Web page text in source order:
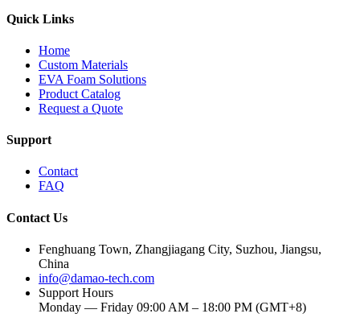
Quick Links
Home
Custom Materials
EVA Foam Solutions
Product Catalog
Request a Quote
Support
Contact
FAQ
Contact Us
Fenghuang Town, Zhangjiagang City, Suzhou, Jiangsu,
China
info@damao-tech.com
Support Hours
Monday — Friday 09:00 AM – 18:00 PM (GMT+8)